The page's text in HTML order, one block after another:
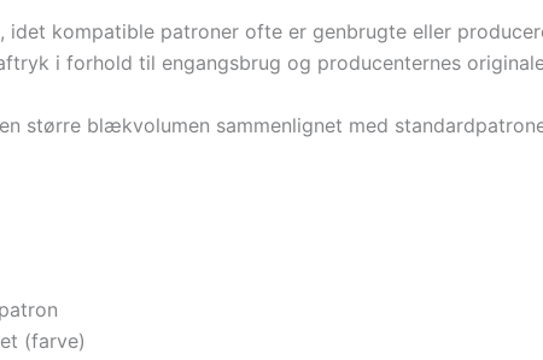
kompatible patroner ofte er genbrugte eller
i forhold til engangsbrug og producenternes
større blækvolumen sammenlignet med
(farve)